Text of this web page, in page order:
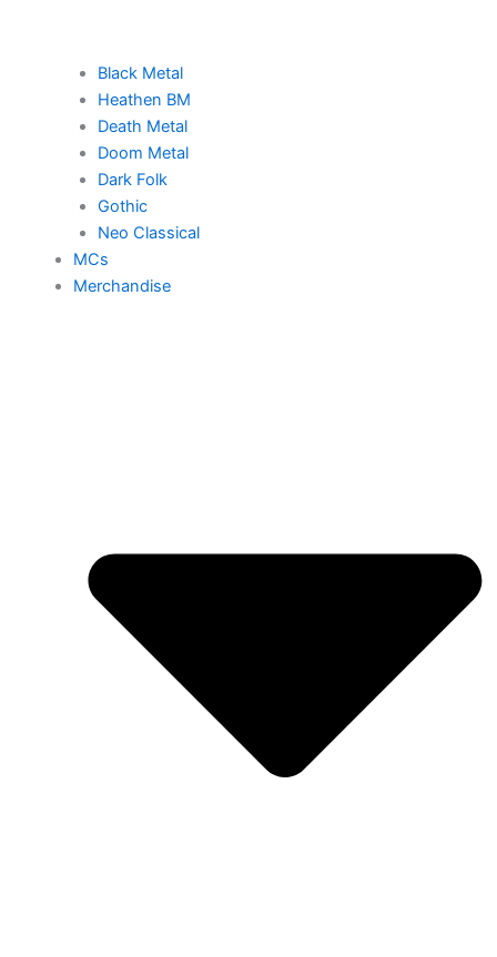
Black Metal
Heathen BM
Death Metal
Doom Metal
Dark Folk
Gothic
Neo Classical
MCs
Merchandise